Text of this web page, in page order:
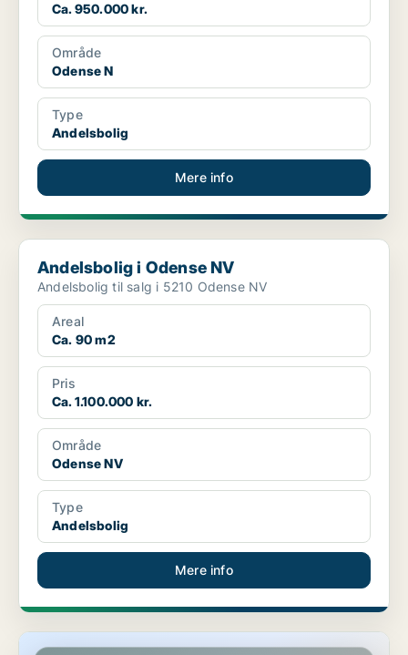
Ca. 950.000 kr.
Område
Odense N
Type
Andelsbolig
Mere info
Andelsbolig i Odense NV
Andelsbolig i Odense NV
Andelsbolig til salg i 5210 Odense NV
Areal
Ca. 90 m2
Pris
Ca. 1.100.000 kr.
Område
Odense NV
Type
Andelsbolig
Mere info
Andelsbolig i Glamsbjerg